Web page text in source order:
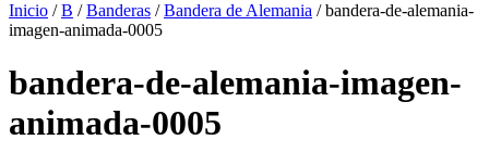
Inicio /B /Banderas /Bandera de Alemania / bandera-de-alemania-
imagen-animada-0005
bandera-de-alemania-imagen-
animada-0005